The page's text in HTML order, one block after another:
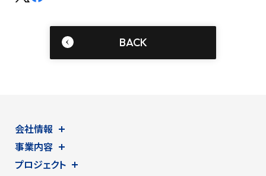
BACK
会社情報
事業内容
プロジェクト